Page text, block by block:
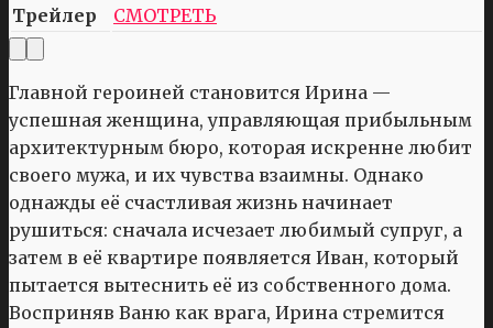
Трейлер
СМОТРЕТЬ
Главной героиней становится Ирина —
успешная женщина, управляющая прибыльным
архитектурным бюро, которая искренне любит
своего мужа, и их чувства взаимны. Однако
однажды её счастливая жизнь начинает
рушиться: сначала исчезает любимый супруг, а
затем в её квартире появляется Иван, который
пытается вытеснить её из собственного дома.
Восприняв Ваню как врага, Ирина стремится